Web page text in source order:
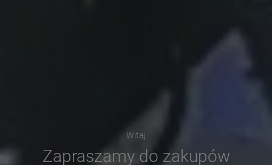
Witaj
Zapraszamy do zakupów